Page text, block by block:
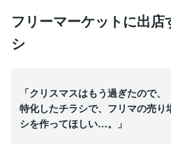
フリーマーケットに出
シ
「クリスマスはもう過ぎたので
特化したチラシで、フリマの売り
シを作ってほしい…。」